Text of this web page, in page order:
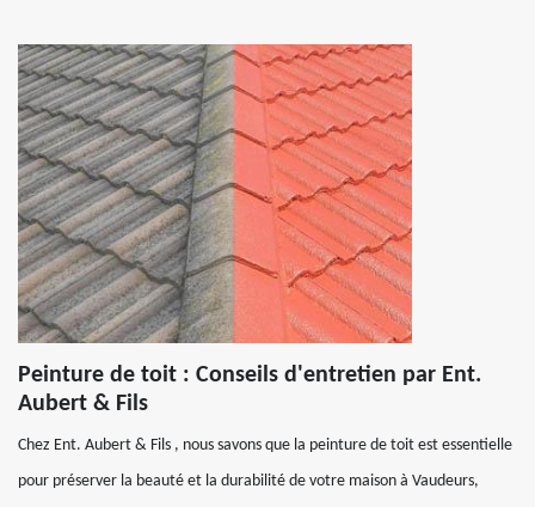
Peinture de toit : Conseils d'entretien par Ent.
Aubert & Fils
Chez Ent. Aubert & Fils , nous savons que la peinture de toit est essentielle
pour préserver la beauté et la durabilité de votre maison à Vaudeurs,